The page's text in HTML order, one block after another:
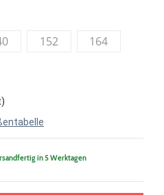
152
164
in 5 Werktagen